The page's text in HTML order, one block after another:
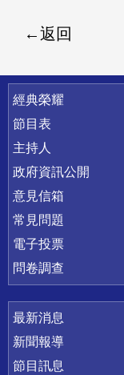
返回
快速連結
經典榮耀
節目表
主持人
政府資訊公開
意見信箱
常見問題
電子投票
問卷調查
最新消息
新聞報導
節目訊息